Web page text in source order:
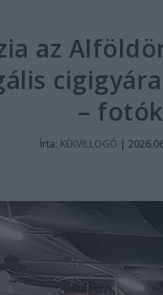
az
–
Írta: KÉKVILLOGÓ |